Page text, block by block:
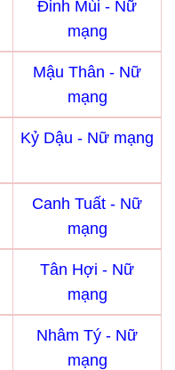
Đinh Mùi - Nữ
mạng
Mậu Thân - Nữ
mạng
Kỷ Dậu - Nữ mạng
Canh Tuất - Nữ
mạng
Tân Hợi - Nữ
mạng
Nhâm Tý - Nữ
mạng